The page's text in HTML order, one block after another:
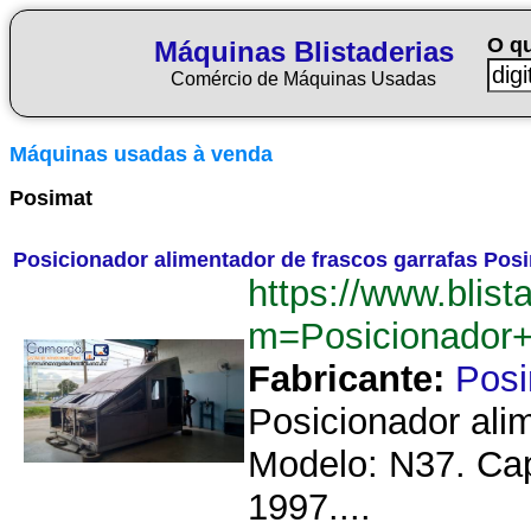
Máquinas Blistaderias
Comércio de Máquinas Usadas
O
Máquinas usadas à venda
Posimat
Posicionador alimentador de frascos garrafas
https://
Fabricante:
Posicionador
Modelo: N37.
1997....